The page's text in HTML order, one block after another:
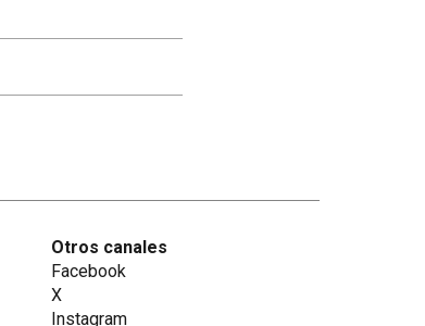
Otros canales
Facebook
X
Instagram